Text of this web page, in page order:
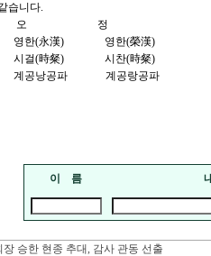
습니다.
오 정
영한(永漢) 영한(榮漢)
시걸(時粲) 시찬(時粲)
계공낭공파 계공랑공파
이 름
장 승한 현종 추대, 감사 관동 선출